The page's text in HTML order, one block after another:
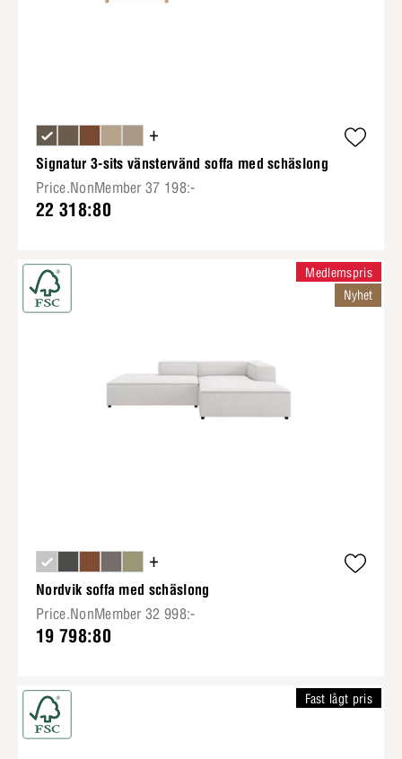
+
Signatur 3-sits vänstervänd soffa med schäslong
Price.NonMember 37 198:-
22 318:80
+
Nordvik soffa med schäslong
Price.NonMember 32 998:-
19 798:80
Medlemspris
Nyhet
Fast lågt pris